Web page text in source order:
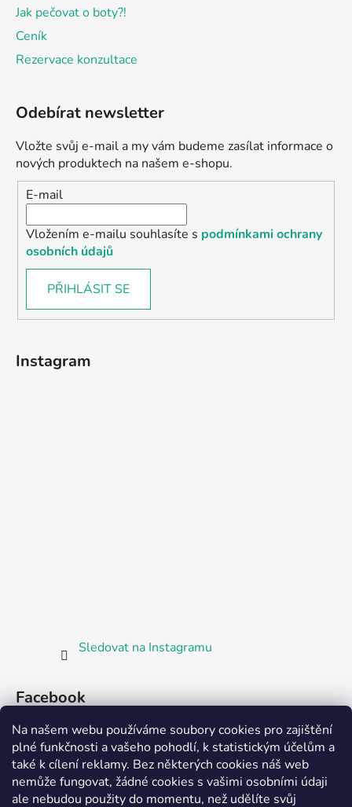
Na našem webu používáme soubory cookies pro zajištění
plné funkčnosti a vašeho pohodlí, k statistickým účelům a
také k cílení reklamy. Bez některých cookies náš web
nemůže fungovat, žádné cookies s vašimi osobními údaji
ale nebudou použity do momentu, než udělíte svůj
Jak pečovat o boty?!
Ceník
Rezervace konzultace
Odebírat newsletter
Vložte svůj e-mail a my vám budeme zasílat informace o
nových produktech na našem e-shopu.
E-mail
Vložením e-mailu souhlasíte s podmínkami ochrany
osobních údajů
PŘIHLÁSIT SE
Instagram
Sledovat na Instagramu
Facebook